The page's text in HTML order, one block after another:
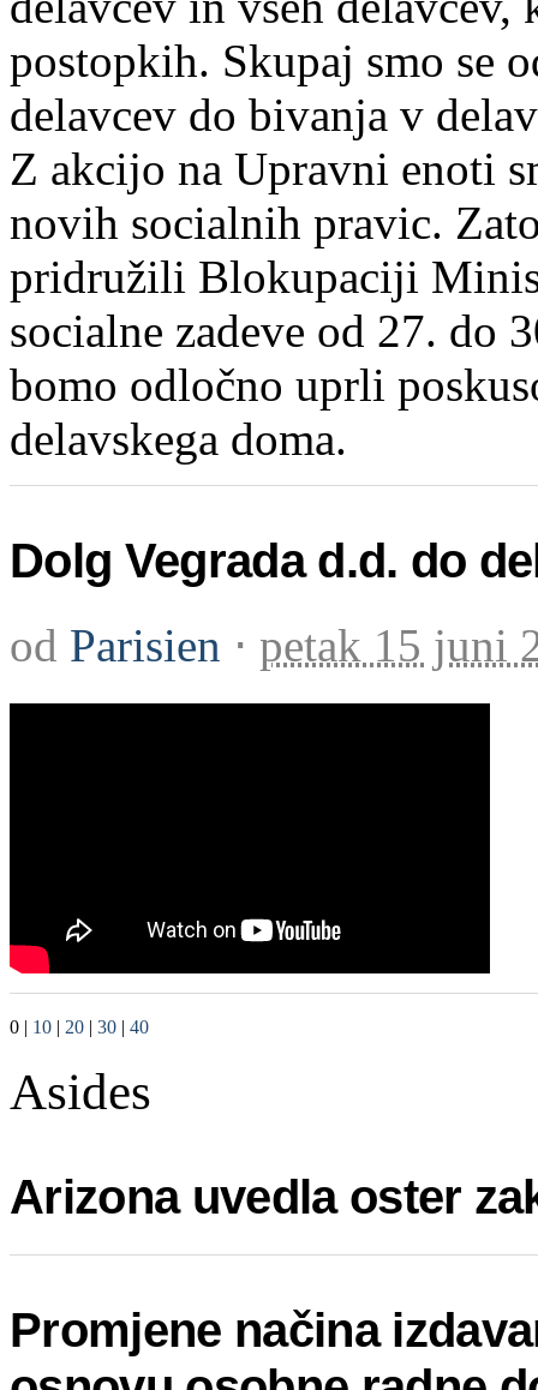
postopkih. Skupaj smo se
delavcev do bivanja v
Z akcijo na Upravni enoti
novih socialnih pravic.
pridružili Blokupaciji
socialne zadeve od 27. do
bomo odločno uprli
delavskega doma.
Dolg Vegrada d.d. do
od Parisien ⋅ petak 15 juni
0 | 10 | 20 | 30 | 40
Asides
Arizona uvedla oster
Promjene načina